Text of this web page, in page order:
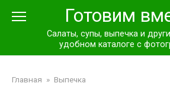
Готовим
Салаты, супы, выпечка и
удобном каталоге с
Главная » Выпечка